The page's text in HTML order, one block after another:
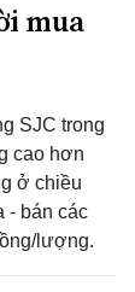
mua
SJC trong
cao hơn
ở chiều
- bán các
lượng.